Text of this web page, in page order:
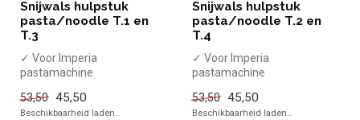
Snijwals hulpstuk
pasta/noodle T.1 en
T.3
✓ Voor Imperia
pastamachine
53,50 45,50
Beschikbaarheid laden..
Snijwals hulpstuk
pasta/noodle T.2 en
T.4
✓ Voor Imperia
pastamachine
53,50 45,50
Beschikbaarheid laden..